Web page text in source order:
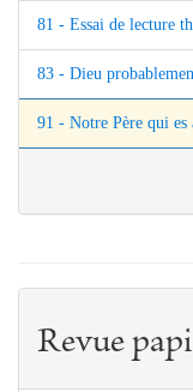
81 - Essai de lecture
83 - Dieu
91 - Notre Père qui es
Revue